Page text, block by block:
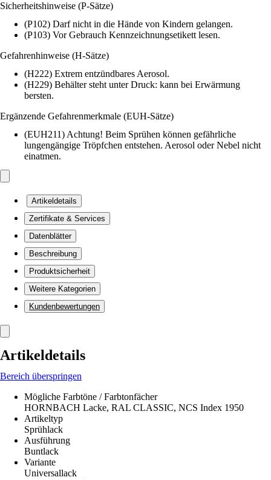
Sicherheitshinweise (P-Sätze)
(P102) Darf nicht in die Hände von Kindern gelangen.
(P103) Vor Gebrauch Kennzeichnungsetikett lesen.
Gefahrenhinweise (H-Sätze)
(H222) Extrem entzündbares Aerosol.
(H229) Behälter steht unter Druck: kann bei Erwärmung
bersten.
Ergänzende Gefahrenmerkmale (EUH-Sätze)
(EUH211) Achtung! Beim Sprühen können gefährliche
lungengängige Tröpfchen entstehen. Aerosol oder Nebel nicht
einatmen.
Artikeldetails
Zertifikate & Services
Datenblätter
Beschreibung
Produktsicherheit
Weitere Kategorien
Kundenbewertungen
Artikeldetails
Bereich überspringen
Mögliche Farbtöne / Farbtonfächer
HORNBACH Lacke, RAL CLASSIC, NCS Index 1950
Artikeltyp
Sprühlack
Ausführung
Buntlack
Variante
Universallack